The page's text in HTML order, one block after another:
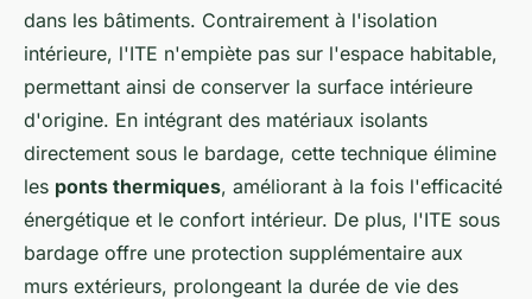
dans les bâtiments. Contrairement à l'isolation
intérieure, l'ITE n'empiète pas sur l'espace habitable,
permettant ainsi de conserver la surface intérieure
d'origine. En intégrant des matériaux isolants
directement sous le bardage, cette technique élimine
les ponts thermiques, améliorant à la fois l'efficacité
énergétique et le confort intérieur. De plus, l'ITE sous
bardage offre une protection supplémentaire aux
murs extérieurs, prolongeant la durée de vie des